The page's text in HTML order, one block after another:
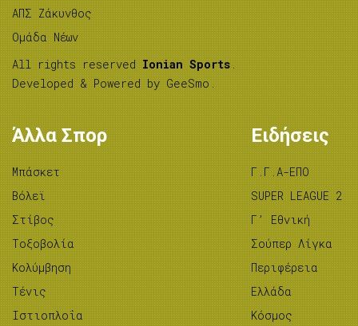
ΑΠΣ Ζάκυνθος
Ομάδα Νέων
All rights reserved Ionian Sports .
Developed & Powered by GeeSmo .
Άλλα Σπορ
Μπάσκετ
Βόλεϊ
Στίβος
Tοξοβολία
Κολύμβηση
Τένις
Ιστιοπλοΐα
Ειδήσεις
Γ.Γ.Α-ΕΠΟ
SUPER LEAGUE 2
Γ’ Εθνική
Σούπερ Λίγκα
Περιφέρεια
Ελλάδα
Κόσμος